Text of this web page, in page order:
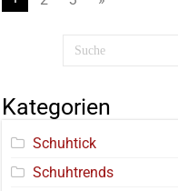
Kategorien
Schuhtick
Schuhtrends